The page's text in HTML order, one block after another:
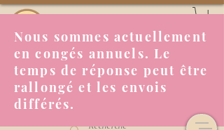
Nous sommes actuellement
en congés annuels. Le
temps de réponse peut être
rallongé et les envois
différés.